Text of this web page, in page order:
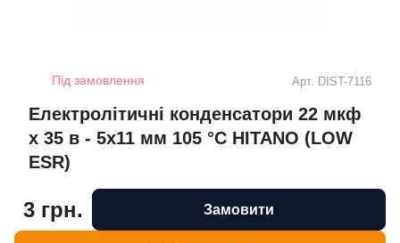
Під замовлення Арт. DIST-7116
Електролітичні конденсатори 22 мкф
x 35 в - 5x11 мм 105 °C HITANO (LOW
ESR)
3 грн. Замовити